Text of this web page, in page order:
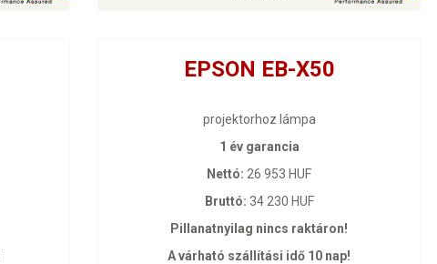
EPSON EB-X50
projektorhoz lámpa
1 év garancia
Nettó: 26 953 HUF
Bruttó: 34 230 HUF
Pillanatnyilag nincs raktáron!
A várható szállítási idő 10 nap!